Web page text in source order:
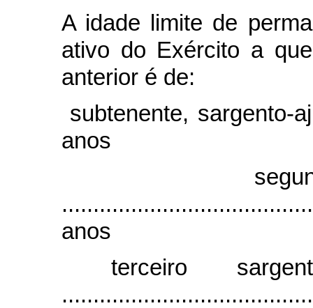
A idade limite de
ativo do Exército a
anterior é de:
subtenente, sargento-
anos
anos
terceiro